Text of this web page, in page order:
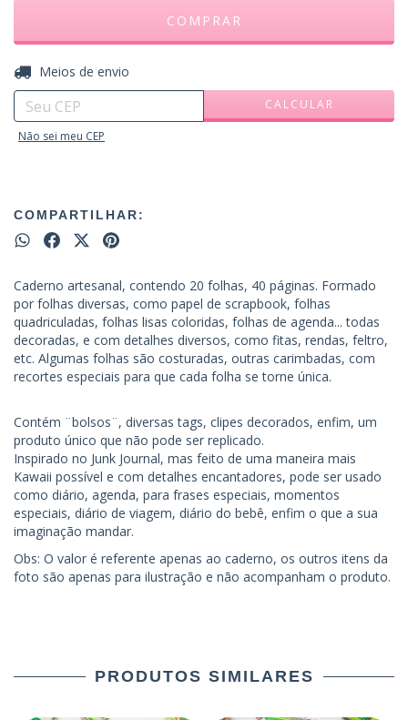
Entregas para o CEP:
Meios de envio
CALCULAR
Não sei meu CEP
COMPARTILHAR:
Caderno artesanal, contendo 20 folhas, 40 páginas. Formado
por folhas diversas, como papel de scrapbook, folhas
quadriculadas, folhas lisas coloridas, folhas de agenda... todas
decoradas, e com detalhes diversos, como fitas, rendas, feltro,
etc. Algumas folhas são costuradas, outras carimbadas, com
recortes especiais para que cada folha se torne única.
Contém ¨bolsos¨, diversas tags, clipes decorados, enfim, um
produto único que não pode ser replicado.
Inspirado no Junk Journal, mas feito de uma maneira mais
Kawaii possível e com detalhes encantadores, pode ser usado
como diário, agenda, para frases especiais, momentos
especiais, diário de viagem, diário do bebê, enfim o que a sua
imaginação mandar.
Obs: O valor é referente apenas ao caderno, os outros itens da
foto são apenas para ilustração e não acompanham o produto.
PRODUTOS SIMILARES